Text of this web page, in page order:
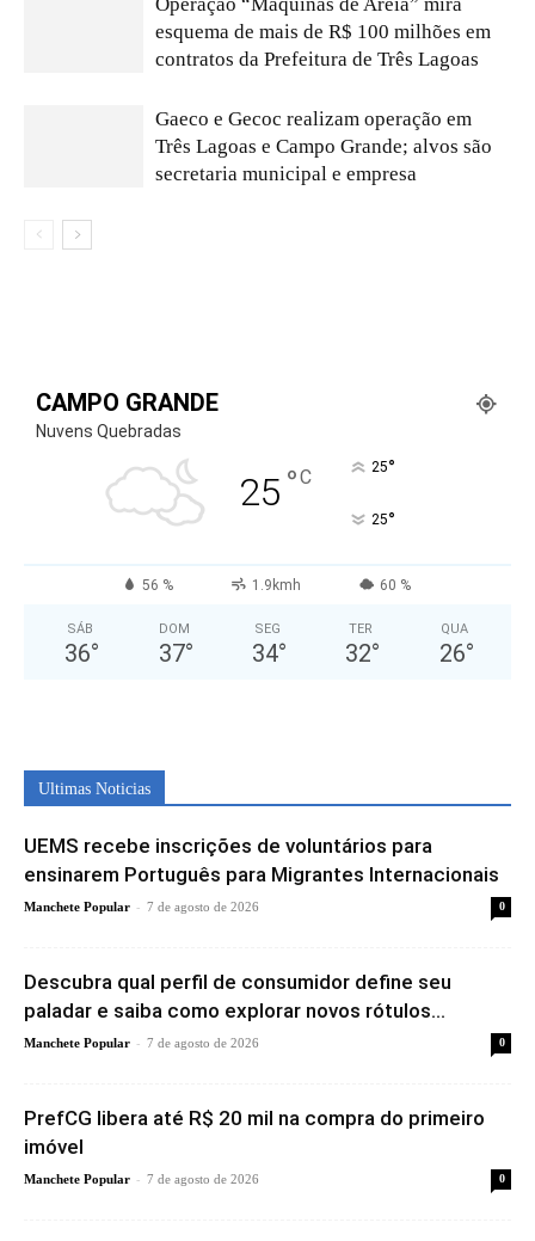
esquema de mais de R$ 100 milhões em
contratos da Prefeitura de Três Lagoas
Gaeco e Gecoc realizam operação em
Três Lagoas e Campo Grande; alvos são
secretaria municipal e empresa
CAMPO GRANDE
Nuvens Quebradas
25 °C 25°
25°
56 % 1.9kmh 60 %
SÁB
36°
DOM
37°
SEG
34°
TER
32°
QUA
26°
Ultimas Noticias
UEMS recebe inscrições de voluntários para
ensinarem Português para Migrantes Internacionais
Manchete Popular - 7 de agosto de 2026 0
Descubra qual perfil de consumidor define seu
paladar e saiba como explorar novos rótulos...
Manchete Popular - 7 de agosto de 2026 0
PrefCG libera até R$ 20 mil na compra do primeiro
imóvel
Manchete Popular - 7 de agosto de 2026 0